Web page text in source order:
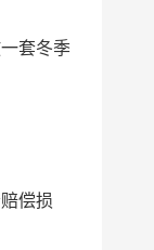
套冬季
偿损